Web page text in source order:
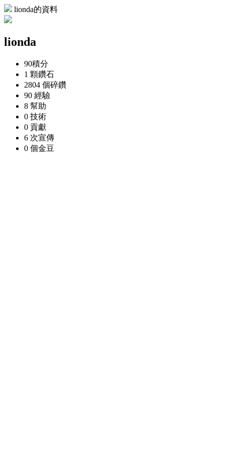
lionda的資料
lionda
90積分
1 顆鑽石
2804 個碎鑽
90 經驗
8 幫助
0 技術
0 貢獻
6 次宣傳
0 個金豆